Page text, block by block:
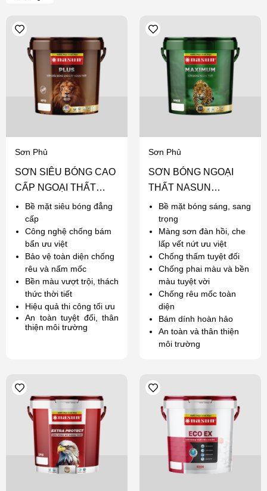
Sơn Phủ
SƠN SIÊU BÓNG CAO
CẤP NGOẠI THẤT
NASUN PLUS
Bề mặt siêu bóng đẳng
cấp
Công nghệ chống bám
bẩn ưu việt
Bảo vệ toàn diện chống
rêu và nấm mốc
Bền màu vượt trội, thách
thức thời tiết
Hiệu quả thi công tối ưu
An toàn tuyệt đối, thân
thiện môi trường
Sơn Phủ
SƠN BÓNG NGOẠI
THẤT NASUN
MAXIMUM
Bề mặt bóng sáng, sang
trọng
Màng sơn đàn hồi, che
lấp vết nứt ưu việt
Chống thấm tuyệt đối
Chống phai màu và bền
màu tuyệt vời
Chống rêu mốc toàn
diện
Bám dính hoàn hảo
An toàn và thân thiện
môi trường